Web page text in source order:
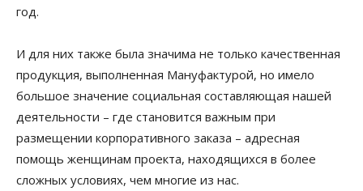
год.
И для них также была значима не только качественная
продукция, выполненная Мануфактурой, но имело
большое значение социальная составляющая нашей
деятельности – где становится важным при
размещении корпоративного заказа – адресная
помощь женщинам проекта, находящихся в более
сложных условиях, чем многие из нас.